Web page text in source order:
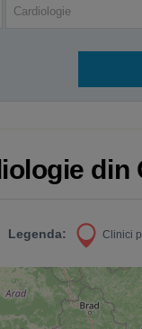
Cardiologie
din
Legenda: Clinici